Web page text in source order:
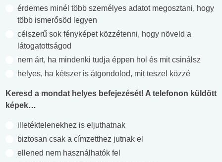
érdemes minél több személyes adatot megosztani, hogy
több ismerősöd legyen
célszerű sok fényképet közzétenni, hogy növeld a
látogatottságod
nem árt, ha mindenki tudja éppen hol és mit csinálsz
helyes, ha kétszer is átgondolod, mit teszel közzé
Keresd a mondat helyes befejezését! A telefonon küldött
képek…
illetéktelenekhez is eljuthatnak
biztosan csak a címzetthez jutnak el
ellened nem használhatók fel